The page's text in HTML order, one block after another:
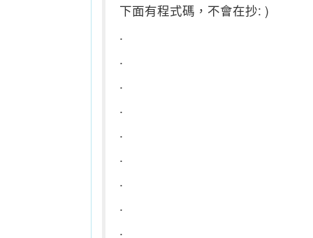
下面有程式碼，不會在抄: )
.
.
.
.
.
.
.
.
.